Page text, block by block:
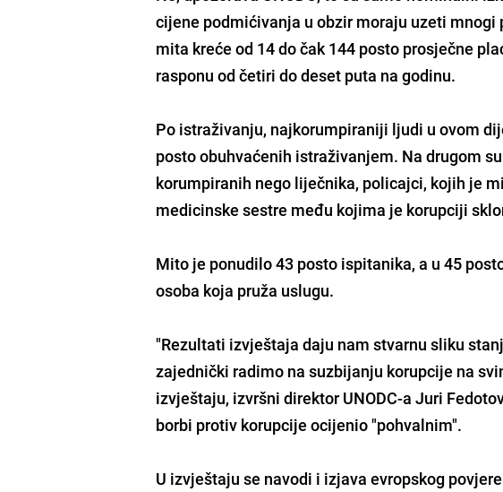
cijene podmićivanja u obzir moraju uzeti
mita kreće od 14 do čak 144 posto prosječne
rasponu od četiri do deset puta na godinu.
Po istraživanju, najkorumpiraniji ljudi u ovom
posto obuhvaćenih istraživanjem. Na drugom
korumpiranih nego liječnika, policajci, kojih je
medicinske sestre među kojima je korupciji
Mito je ponudilo 43 posto ispitanika, a u 45
osoba koja pruža uslugu.
"Rezultati izvještaja daju nam stvarnu sliku
zajednički radimo na suzbijanju korupcije na
izvještaju, izvršni direktor UNODC-a Juri
borbi protiv korupcije ocijenio "pohvalnim".
U izvještaju se navodi i izjava evropskog